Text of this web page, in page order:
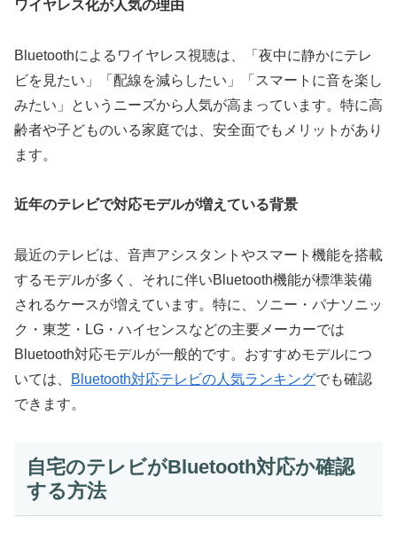
ワイヤレス化が人気の理由
Bluetoothによるワイヤレス視聴は、「夜中に静かにテレ
ビを見たい」「配線を減らしたい」「スマートに音を楽し
みたい」というニーズから人気が高まっています。特に高
齢者や子どものいる家庭では、安全面でもメリットがあり
ます。
近年のテレビで対応モデルが増えている背景
最近のテレビは、音声アシスタントやスマート機能を搭載
するモデルが多く、それに伴いBluetooth機能が標準装備
されるケースが増えています。特に、ソニー・パナソニッ
ク・東芝・LG・ハイセンスなどの主要メーカーでは
Bluetooth対応モデルが一般的です。おすすめモデルにつ
いては、
Bluetooth対応テレビの人気ランキングでも確認
できます。
自宅のテレビがBluetooth対応か確認
する方法